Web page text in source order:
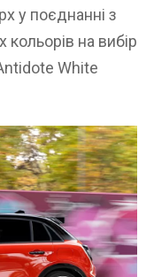
у поєднанні з
на вибір
White